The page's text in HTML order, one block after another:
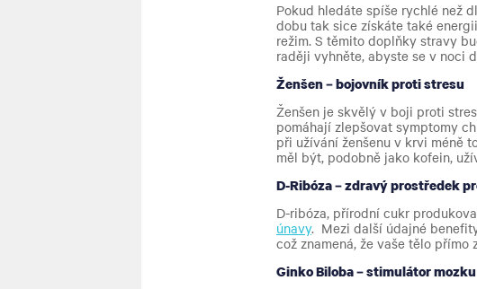
Pokud hledáte spíše rychlé než
dobu tak sice získáte také
režim. S těmito doplňky stravy
raději vyhněte, abyste se v noci
Ženšen – bojovník proti stresu
Ženšen je skvělý v boji proti
pomáhají zlepšovat symptomy
při užívání ženšenu v krvi méně
měl být, podobně jako kofein,
D-Ribóza – zdravý prostředek
D-ribóza, přírodní cukr
únavy. Mezi další údajné
což znamená, že vaše tělo
Ginko Biloba – stimulátor mozku